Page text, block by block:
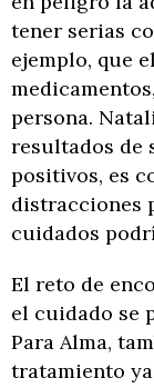
tener serias
ejemplo, que
persona.
resultados de
positivos, es
distracciones
cuidados
El reto de
el cuidado se
Para Alma,
tratamiento